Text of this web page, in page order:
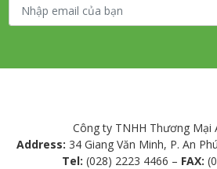
Công ty TNHH Thương Mại
Address: 34 Giang Văn Minh, P. An
Tel: (028) 2223 4466 – FAX: